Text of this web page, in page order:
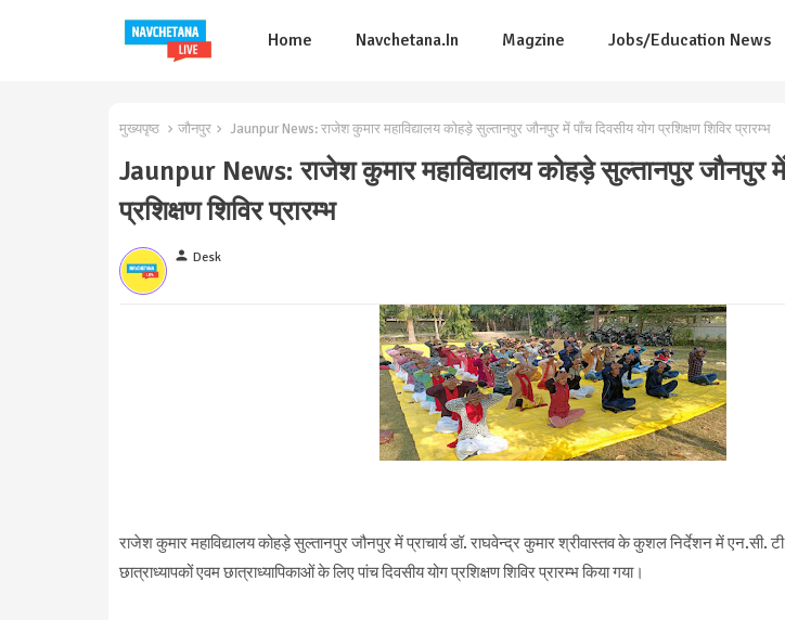
Home Navchetana.in Magzine Jobs/Education News
मुख्यपृष्ठ जौनपुर Jaunpur News: राजेश कुमार महाविद्यालय कोहड़े सुल्तानपुर जौनपुर में पाँच दिवसीय योग प्रशिक्षण शिविर प्रारम्भ
Jaunpur News: राजेश कुमार महाविद्यालय कोहड़े सुल्तानपुर जौनपुर
प्रशिक्षण शिविर प्रारम्भ
person Desk
राजेश कुमार महाविद्यालय कोहड़े सुल्तानपुर जौनपुर में प्राचार्य डॉ. राघवेन्द्र कुमार श्रीवास्तव के कुशल निर्देशन में एन.सी.
छात्राध्यापकों एवम छात्राध्यापिकाओं के लिए पांच दिवसीय योग प्रशिक्षण शिविर प्रारम्भ किया गया।